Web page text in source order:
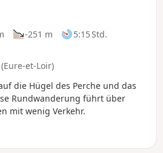
-251 m
5:15 Std.
et-Loir)
die Hügel des Perche und das
Rundwanderung führt über
mit wenig Verkehr.